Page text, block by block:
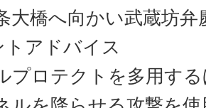
大橋へ向かい武蔵坊弁
アドバイス
プロテクトを多用す